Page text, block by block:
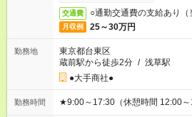
交通費 ○通勤交通費の支給あり（
月収例 25～30万円
勤務地
東京都台東区
蔵前駅から徒歩2分 / 浅草駅
●大手商社●
勤務時間 ★9:00～17:30（休憩時間 12:00～